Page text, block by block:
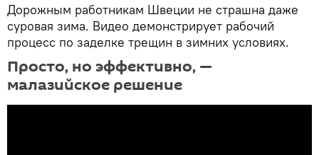
Дорожным работникам Швеции не страшна даже
суровая зима. Видео демонстрирует рабочий
процесс по заделке трещин в зимних условиях.
Просто, но эффективно, —
малазийское решение